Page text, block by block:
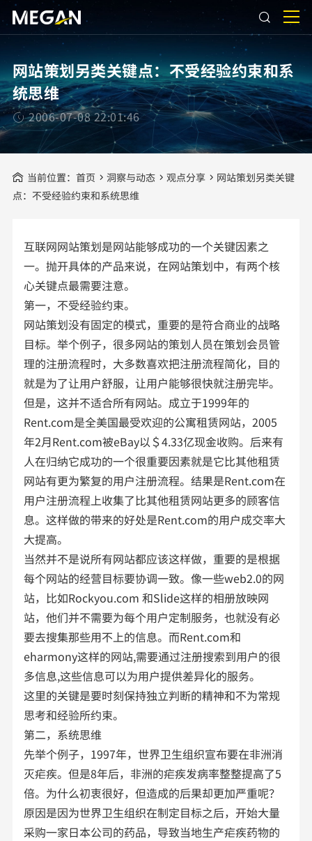
网站策划另类关键点：不受经验约束和系
统思维
2006-07-08 22:01:46
当前位置： 首页 洞察与动态 观点分享
网站策划另类关键
点：不受经验约束和系统思维
互联网网站策划是网站能够成功的一个关键因素之
一。抛开具体的产品来说，在网站策划中，有两个核
心关键点最需要注意。
第一，不受经验约束。
网站策划没有固定的模式，重要的是符合商业的战略
目标。举个例子，很多网站的策划人员在策划会员管
理的注册流程时，大多数喜欢把注册流程简化，目的
就是为了让用户舒服，让用户能够很快就注册完毕。
但是，这并不适合所有网站。成立于1999年的
Rent.com是全美国最受欢迎的公寓租赁网站，2005
年2月Rent.com被eBay以＄4.33亿现金收购。后来有
人在归纳它成功的一个很重要因素就是它比其他租赁
网站有更为繁复的用户注册流程。结果是Rent.com在
用户注册流程上收集了比其他租赁网站更多的顾客信
息。这样做的带来的好处是Rent.com的用户成交率大
大提高。
当然并不是说所有网站都应该这样做，重要的是根据
每个网站的经营目标要协调一致。像一些web2.0的网
站，比如Rockyou.com 和Slide这样的相册放映网
站，他们并不需要为每个用户定制服务，也就没有必
要去搜集那些用不上的信息。而Rent.com和
eharmony这样的网站,需要通过注册搜索到用户的很
多信息,这些信息可以为用户提供差异化的服务。
这里的关键是要时刻保持独立判断的精神和不为常规
思考和经验所约束。
第二，系统思维
先举个例子，1997年，世界卫生组织宣布要在非洲消
灭疟疾。但是8年后，非洲的疟疾发病率整整提高了5
倍。为什么初衷很好，但造成的后果却更加严重呢？
原因是因为世界卫生组织在制定目标之后，开始大量
采购一家日本公司的药品，导致当地生产疟疾药物的